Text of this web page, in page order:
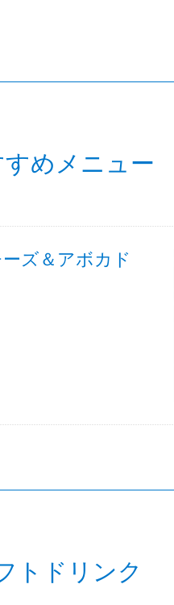
めメニュー
ズ＆アボカド
トドリンク